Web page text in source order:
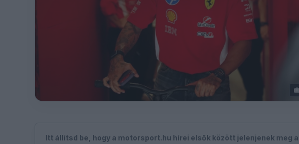
Itt állítsd be, hogy a motorsport.hu hírei elsők között jelenjenek meg